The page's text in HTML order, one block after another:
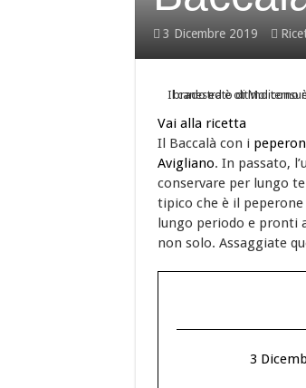
3 Dicembre 2019
Vai alla ricetta
Il Baccalà con i
Avigliano. In passato,
conservare per lungo
tipico che è il
lungo periodo e pronti
non solo. Assaggiate
3